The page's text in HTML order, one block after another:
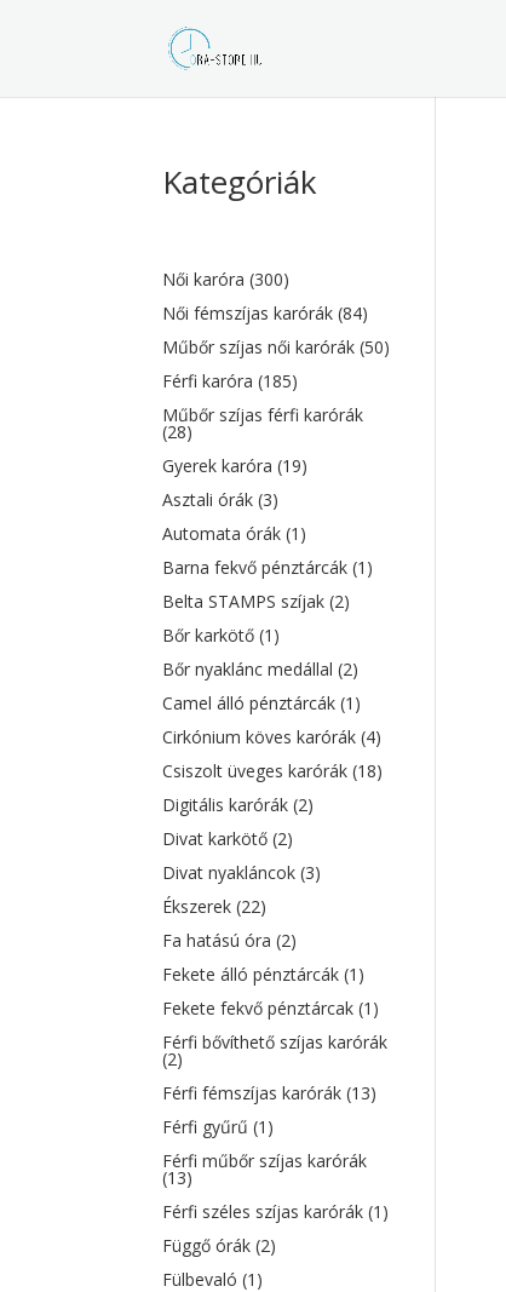
Kategóriák
Női karóra(300)
Női fémszíjas karórák(84)
Műbőr szíjas női karórák(50)
Férfi karóra(185)
Műbőr szíjas férfi karórák
(28)
Gyerek karóra(19)
Asztali órák(3)
Automata órák(1)
Barna fekvő pénztárcák(1)
Belta STAMPS szíjak(2)
Bőr karkötő(1)
Bőr nyaklánc medállal(2)
Camel álló pénztárcák(1)
Cirkónium köves karórák(4)
Csiszolt üveges karórák(18)
Digitális karórák(2)
Divat karkötő(2)
Divat nyakláncok(3)
Ékszerek(22)
Fa hatású óra(2)
Fekete álló pénztárcák(1)
Fekete fekvő pénztárcak(1)
Férfi bővíthető szíjas karórák
(2)
Férfi fémszíjas karórák(13)
Férfi gyűrű(1)
Férfi műbőr szíjas karórák
(13)
Férfi széles szíjas karórák(1)
Függő órák(2)
Fülbevaló(1)